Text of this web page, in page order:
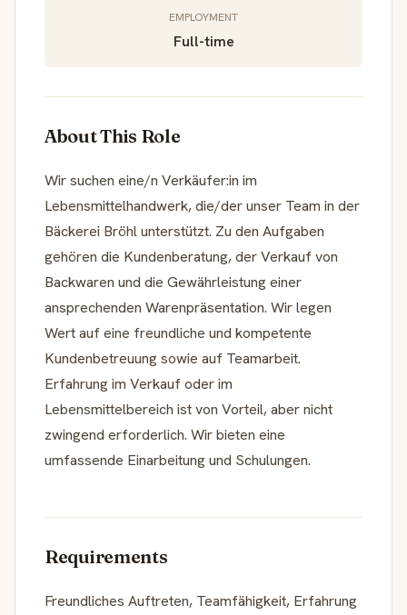
EMPLOYMENT
Full-time
About This Role
Wir suchen eine/n Verkäufer:in im
Lebensmittelhandwerk, die/der unser Team in der
Bäckerei Bröhl unterstützt. Zu den Aufgaben
gehören die Kundenberatung, der Verkauf von
Backwaren und die Gewährleistung einer
ansprechenden Warenpräsentation. Wir legen
Wert auf eine freundliche und kompetente
Kundenbetreuung sowie auf Teamarbeit.
Erfahrung im Verkauf oder im
Lebensmittelbereich ist von Vorteil, aber nicht
zwingend erforderlich. Wir bieten eine
umfassende Einarbeitung und Schulungen.
Requirements
Freundliches Auftreten, Teamfähigkeit, Erfahrung